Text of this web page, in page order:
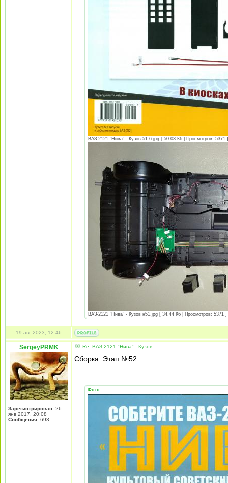
ВАЗ-2121 "Нива" - Кузов 51-6.jpg [ 50.03 Кб | Просмотров: 5371 ]
ВАЗ-2121 "Нива" - Кузов н51.jpg [ 34.44 Кб | Просмотров: 5371 ]
19 авг 2023, 12:46
SergeyPRMK
Зарегистрирован: 26
янв 2017, 20:08
Сообщения: 693
Re: ВАЗ-2121 "Нива" - Кузов
Сборка. Этап №52
Фото: